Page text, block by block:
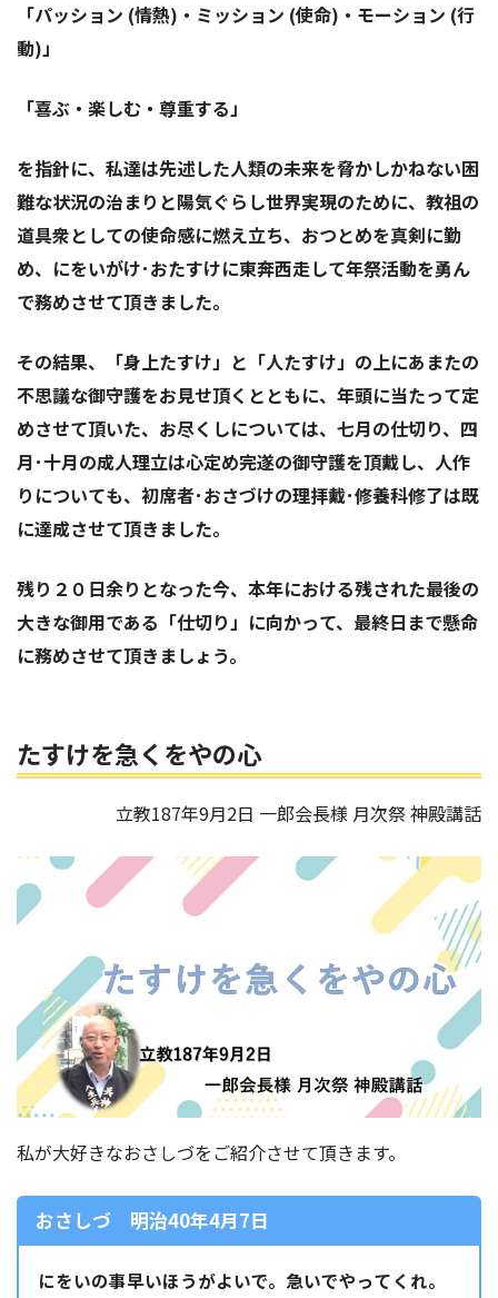
「パッション (情熱)・ミッション (使命)・モーション (行
動)」
「喜ぶ・楽しむ・尊重する」
を指針に、私達は先述した人類の未来を脅かしかねない困
難な状況の治まりと陽気ぐらし世界実現のために、教祖の
道具衆としての使命感に燃え立ち、おつとめを真剣に勤
め、にをいがけ･おたすけに東奔西走して年祭活動を勇ん
で務めさせて頂きました。
その結果、「身上たすけ」と「人たすけ」の上にあまたの
不思議な御守護をお見せ頂くとともに、年頭に当たって定
めさせて頂いた、お尽くしについては、七月の仕切り、四
月･十月の成人理立は心定め完遂の御守護を頂戴し、人作
りについても、初席者･おさづけの理拝戴･修養科修了は既
に達成させて頂きました。
残り２０日余りとなった今、本年における残された最後の
大きな御用である「仕切り」に向かって、最終日まで懸命
に務めさせて頂きましょう。
たすけを急くをやの心
立教187年9月2日 一郎会長様 月次祭 神殿講話
私が大好きなおさしづをご紹介させて頂きます。
おさしづ 明治40年4月7日
にをいの事早いほうがよいで。急いでやってくれ。